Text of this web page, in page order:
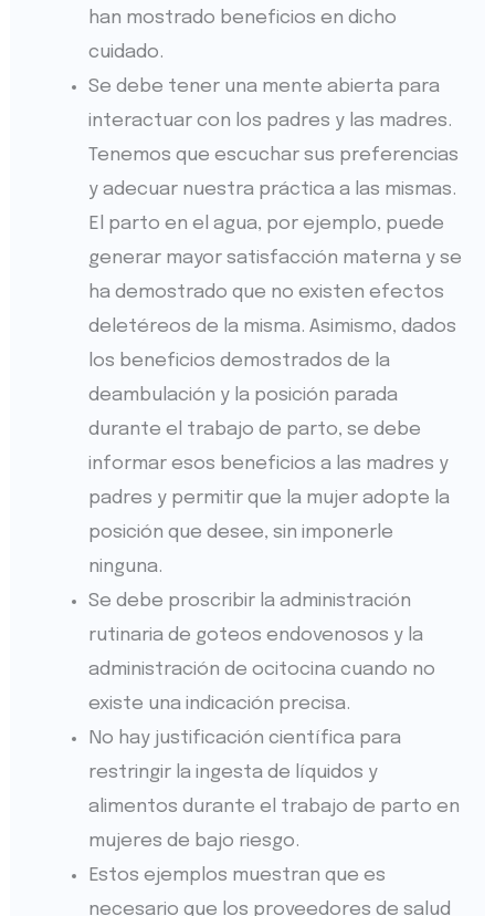
han mostrado beneficios en dicho
cuidado.
Se debe tener una mente abierta para
interactuar con los padres y las madres.
Tenemos que escuchar sus preferencias
y adecuar nuestra práctica a las mismas.
El parto en el agua, por ejemplo, puede
generar mayor satisfacción materna y se
ha demostrado que no existen efectos
deletéreos de la misma. Asimismo, dados
los beneficios demostrados de la
deambulación y la posición parada
durante el trabajo de parto, se debe
informar esos beneficios a las madres y
padres y permitir que la mujer adopte la
posición que desee, sin imponerle
ninguna.
Se debe proscribir la administración
rutinaria de goteos endovenosos y la
administración de ocitocina cuando no
existe una indicación precisa.
No hay justificación científica para
restringir la ingesta de líquidos y
alimentos durante el trabajo de parto en
mujeres de bajo riesgo.
Estos ejemplos muestran que es
necesario que los proveedores de salud